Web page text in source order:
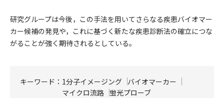
研究グループは今後，この手法を用いてさらなる疾患バイオマー
カー候補の発見や，これに基づく新たな疾患診断法の確立につな
がることが強く期待されるとしている。
キーワード： 1分子イメージング バイオマーカー
マイクロ流路 蛍光プローブ